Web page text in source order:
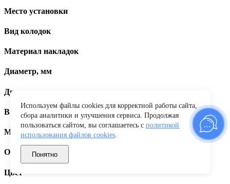
Место установки
Вид колодок
Материал накладок
Диаметр, мм
Диаметр диска
Вид диска
Максимальная нагрузка
Объем бокса
Цвет
Используем файлы cookies для корректной работы сайта,
сбора аналитики и улучшения сервиса. Продолжая
пользоваться сайтом, вы соглашаетесь с политикой
использования файлов cookies.
Понятно